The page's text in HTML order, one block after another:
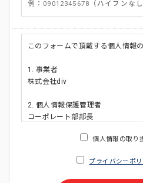
このフォームで頂戴する個人情報
1. 事業者
株式会社div
2. 個人情報保護管理者
コーポレート部部長
・ご請求された資料の送付のため
個人情報の取り
プライバシーポ